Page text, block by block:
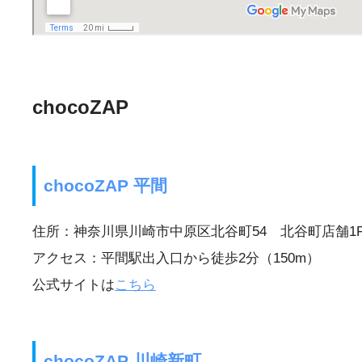
chocoZAP
chocoZAP 平間
住所：神奈川県川崎市中原区北谷町54 北谷町店舗
アクセス：平間駅出入口から徒歩2分（150m）
公式サイトはこちら